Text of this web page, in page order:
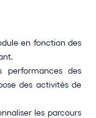
en fonction des
des
des activités de
les parcours